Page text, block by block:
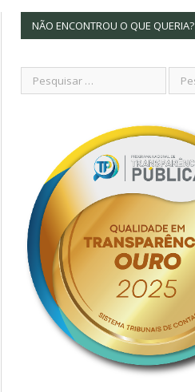
NÃO ENCONTROU O QUE QUERIA?